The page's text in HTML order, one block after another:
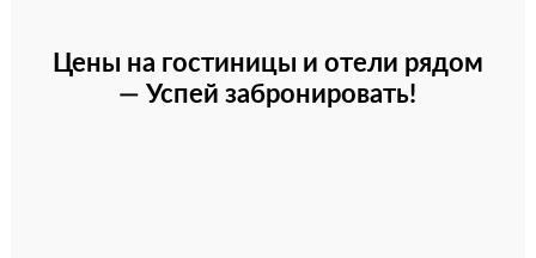
Цены на гостиницы и отели рядом
— Успей забронировать!